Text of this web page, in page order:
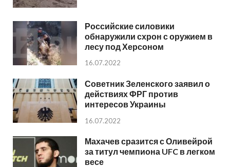
Российские силовики
обнаружили схрон с оружием в
лесу под Херсоном
16.07.2022
Советник Зеленского заявил о
действиях ФРГ против
интересов Украины
16.07.2022
Махачев сразится с Оливейрой
за титул чемпиона UFC в легком
весе